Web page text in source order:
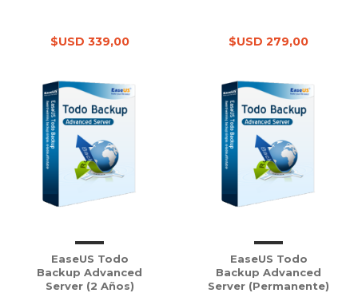
$USD 339,00 $USD 279,00
EaseUS Todo
Backup Advanced
Server (2 Años)
EaseUS Todo
Backup Advanced
Server (Permanente)